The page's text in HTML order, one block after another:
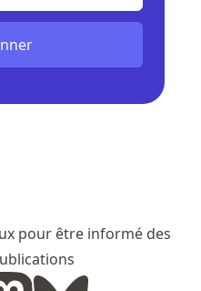
pour être informé des